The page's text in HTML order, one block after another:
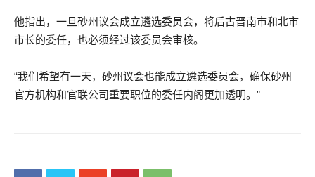
他指出，一旦砂州议会成立遴选委员会，将后古晋南市和北市
市长的委任，也必须经过该委员会审核。
“我们希望有一天，砂州议会也能成立遴选委员会，确保砂州
官方机构和官联公司重要职位的委任内阁更加透明。”